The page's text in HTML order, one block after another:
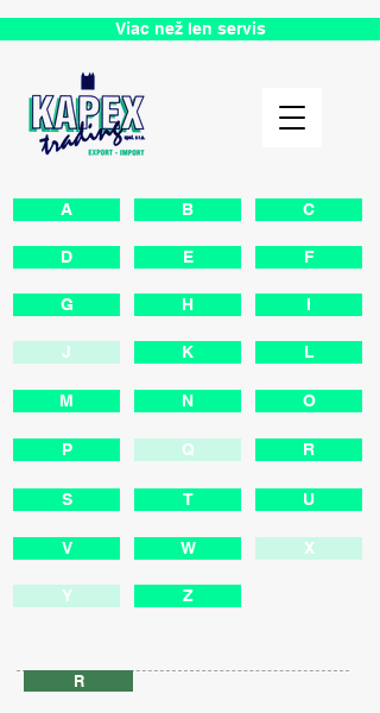
Viac než len servis
A
D
G
J
B
E
H
K
C
F
I
L
M N O
P Q R
S T U
V
Y
W X
Z
R